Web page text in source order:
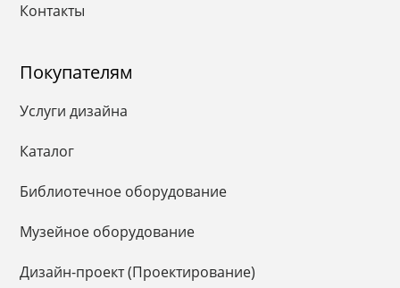
Контакты
Покупателям
Услуги дизайна
Каталог
Библиотечное оборудование
Музейное оборудование
Дизайн-проект (Проектирование)